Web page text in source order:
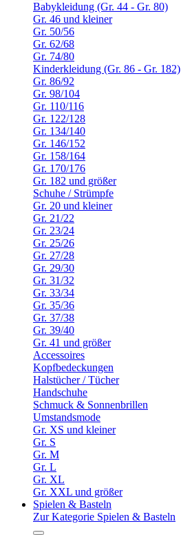
Babykleidung (Gr. 44 - Gr. 80)
Gr. 46 und kleiner
Gr. 50/56
Gr. 62/68
Gr. 74/80
Kinderkleidung (Gr. 86 - Gr. 182)
Gr. 86/92
Gr. 98/104
Gr. 110/116
Gr. 122/128
Gr. 134/140
Gr. 146/152
Gr. 158/164
Gr. 170/176
Gr. 182 und größer
Schuhe / Strümpfe
Gr. 20 und kleiner
Gr. 21/22
Gr. 23/24
Gr. 25/26
Gr. 27/28
Gr. 29/30
Gr. 31/32
Gr. 33/34
Gr. 35/36
Gr. 37/38
Gr. 39/40
Gr. 41 und größer
Accessoires
Kopfbedeckungen
Halstücher / Tücher
Handschuhe
Schmuck & Sonnenbrillen
Umstandsmode
Gr. XS und kleiner
Gr. S
Gr. M
Gr. L
Gr. XL
Gr. XXL und größer
Spielen & Basteln
Zur Kategorie Spielen & Basteln